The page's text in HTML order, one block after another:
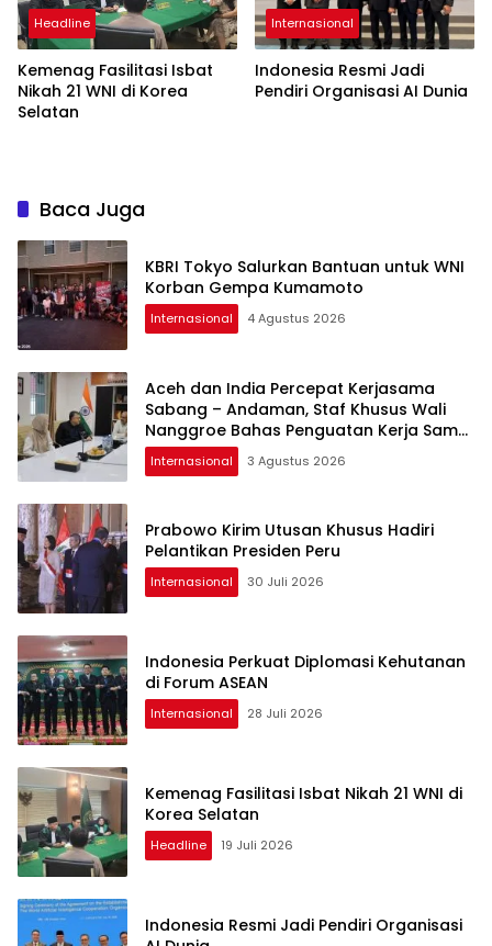
Headline
Kemenag Fasilitasi Isbat
Nikah 21 WNI di Korea
Selatan
Internasional
Indonesia Resmi Jadi
Pendiri Organisasi AI Dunia
Baca Juga
KBRI Tokyo Salurkan Bantuan untuk WNI
Korban Gempa Kumamoto
Internasional 4 Agustus 2026
Aceh dan India Percepat Kerjasama
Sabang – Andaman, Staf Khusus Wali
Nanggroe Bahas Penguatan Kerja Sama
Strategis
Internasional 3 Agustus 2026
Prabowo Kirim Utusan Khusus Hadiri
Pelantikan Presiden Peru
Internasional 30 Juli 2026
Indonesia Perkuat Diplomasi Kehutanan
di Forum ASEAN
Internasional 28 Juli 2026
Kemenag Fasilitasi Isbat Nikah 21 WNI di
Korea Selatan
Headline 19 Juli 2026
Indonesia Resmi Jadi Pendiri Organisasi